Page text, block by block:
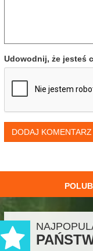
Udowodnij, że jesteś
DODAJ KOMENTARZ